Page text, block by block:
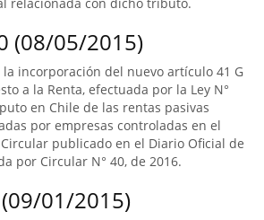
(08/05/2015)
incorporación del nuevo artículo 41 G
a la Renta, efectuada por la Ley N°
en Chile de las rentas pasivas
por empresas controladas en el
publicado en el Diario Oficial de
por Circular N° 40, de 2016.
01/2015)